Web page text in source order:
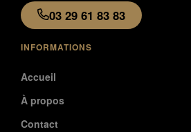
03 29 61 83 83
INFORMATIONS
Accueil
À propos
Contact